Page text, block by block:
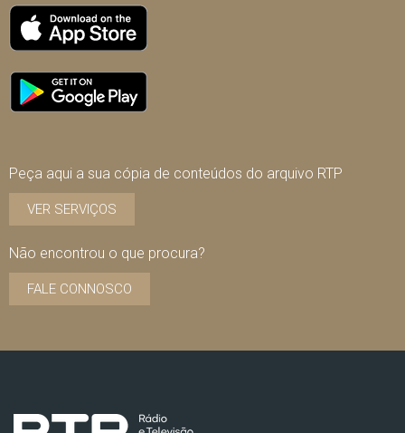
Peça aqui a sua cópia de conteúdos do arquivo RTP
VER SERVIÇOS
Não encontrou o que procura?
FALE CONNOSCO